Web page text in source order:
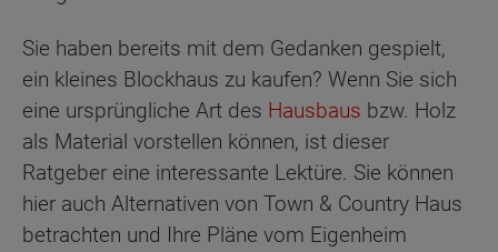
Sie haben bereits mit dem Gedanken gespielt,
ein kleines Blockhaus zu kaufen? Wenn Sie sich
eine ursprüngliche Art des Hausbaus bzw. Holz
als Material vorstellen können, ist dieser
Ratgeber eine interessante Lektüre. Sie können
hier auch Alternativen von Town & Country Haus
betrachten und Ihre Pläne vom Eigenheim